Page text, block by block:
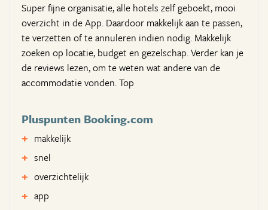
Super fijne organisatie, alle hotels zelf geboekt, mooi
overzicht in de App. Daardoor makkelijk aan te passen,
te verzetten of te annuleren indien nodig. Makkelijk
zoeken op locatie, budget en gezelschap. Verder kan je
de reviews lezen, om te weten wat andere van de
accommodatie vonden. Top
Pluspunten Booking.com
makkelijk
snel
overzichtelijk
app